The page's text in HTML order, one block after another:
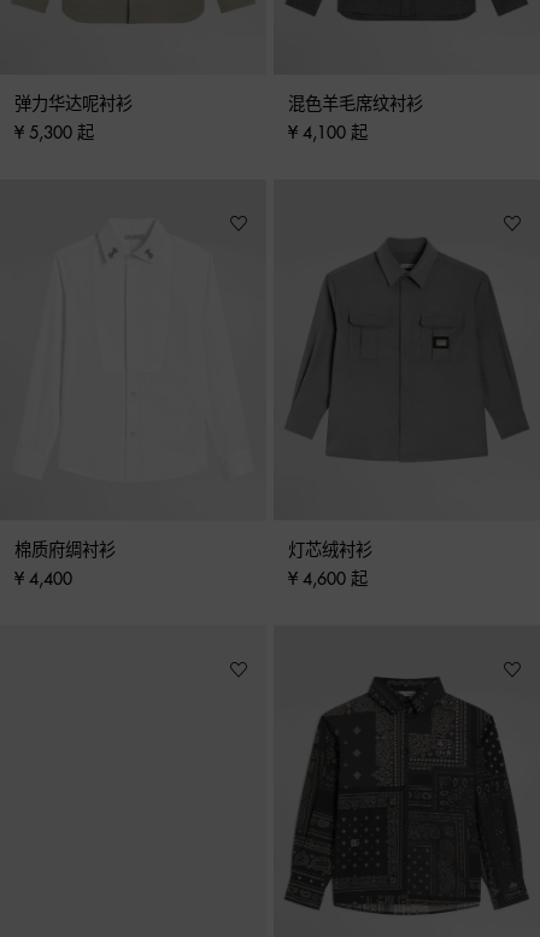
弹力华达呢衬衫
¥ 5,300 起
混色羊毛席纹衬衫
¥ 4,100 起
棉质府绸衬衫
¥ 4,400
灯芯绒衬衫
¥ 4,600 起